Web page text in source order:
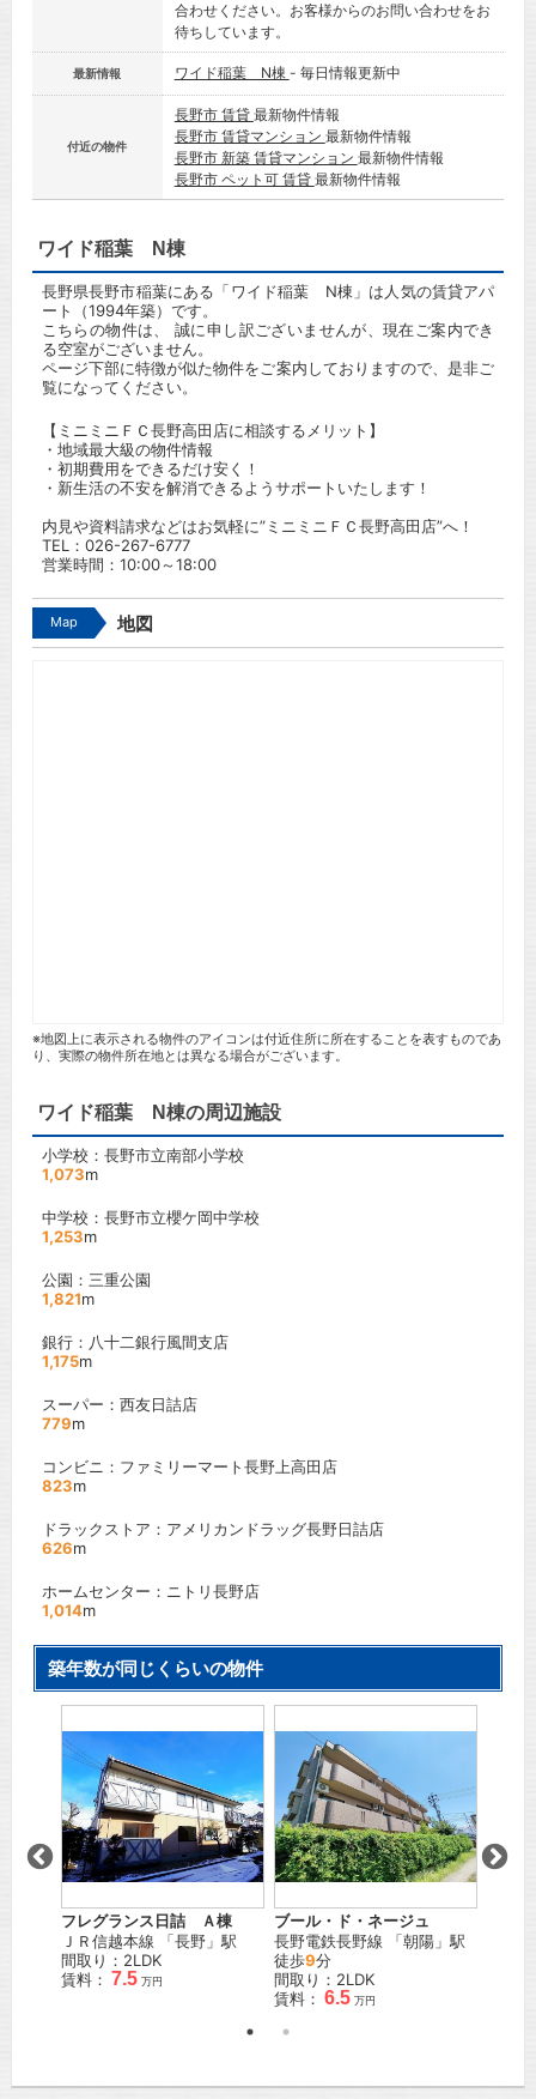
合わせください。お客様からのお問い合わせをお
待ちしています。
最新情報 ワイド稲葉 N棟 - 毎日情報更新中
付近の物件
長野市 賃貸 最新物件情報
長野市 賃貸マンション 最新物件情報
長野市 新築 賃貸マンション 最新物件情報
長野市 ペット可 賃貸 最新物件情報
ワイド稲葉 N棟
長野県長野市稲葉にある「ワイド稲葉 N棟」は人気の賃貸アパ
ート（1994年築）です。
こちらの物件は、 誠に申し訳ございませんが、現在ご案内でき
る空室がございません。
ページ下部に特徴が似た物件をご案内しておりますので、是非ご
覧になってください。
【ミニミニＦＣ長野高田店に相談するメリット】
・地域最大級の物件情報
・初期費用をできるだけ安く！
・新生活の不安を解消できるようサポートいたします！
内見や資料請求などはお気軽に”ミニミニＦＣ長野高田店”へ！
TEL： 026-267-6777
営業時間：10:00～18:00
Map 地図
※地図上に表示される物件のアイコンは付近住所に所在することを表すものであ
り、実際の物件所在地とは異なる場合がございます。
ワイド稲葉 N棟の周辺施設
小学校：長野市立南部小学校
1,073m
中学校：長野市立櫻ケ岡中学校
1,253m
公園：三重公園
1,821m
銀行：八十二銀行風間支店
1,175m
スーパー：西友日詰店
779m
コンビニ：ファミリーマート長野上高田店
823m
ドラックストア：アメリカンドラッグ長野日詰店
626m
ホームセンター：ニトリ長野店
1,014m
築年数が同じくらいの物件
フレグランス日詰 Ａ棟
ＪＲ信越本線 「長野 」駅
間取り：2LDK
賃料： 7.5 万円
ブール・ド・ネージュ
長野電鉄長野線 「朝陽 」駅
徒歩9分
間取り：2LDK
賃料： 6.5 万円